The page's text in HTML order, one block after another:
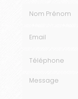
Nom Prénom
Téléphone
Message